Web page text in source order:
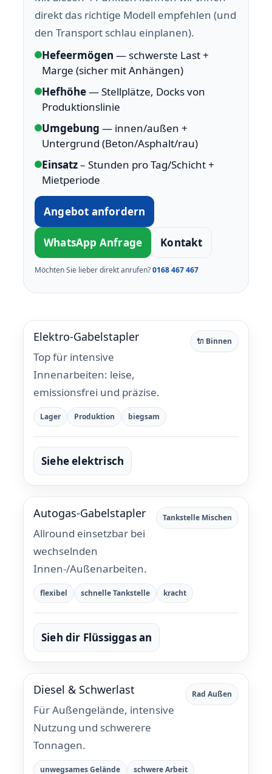
direkt das richtige Modell empfehlen (und
den Transport schlau einplanen).
Hefeermögen — schwerste Last +
Marge (sicher mit Anhängen)
Hefhöhe— Stellplätze, Docks von
Produktionslinie
Umgebung — innen/außen +
Untergrund (Beton/Asphalt/rau)
Einsatz– Stunden pro Tag/Schicht +
Mietperiode
Angebot anfordern
WhatsApp Anfrage Kontakt
Möchten Sie lieber direkt anrufen?0168 467 467
Elektro-Gabelstapler
Top für intensive
Innenarbeiten: leise,
emissionsfrei und präzise.
🔌 Binnen
Lager Produktion biegsam
Siehe elektrisch
Autogas-Gabelstapler
Allround einsetzbar bei
wechselnden
Innen-/Außenarbeiten.
Tankstelle Mischen
flexibel schnelle Tankstelle kracht
Sieh dir Flüssiggas an
Diesel & Schwerlast
Für Außengelände, intensive
Nutzung und schwerere
Tonnagen.
Rad Außen
unwegsames Gelände
schwere Arbeit